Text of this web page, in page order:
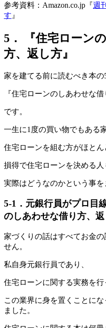
参考資料：Amazon.co.jp『週
す 』
5． 『住宅ローン
方、返し方』
家を建てる前に読むべき本の
『住宅ローンのしあわせな借
です。
一生に1度の買い物でもある
住宅ローンを組む方がほとん
損得で住宅ローンを決める人
実際はどうなのかという事を
5-1．元銀行員がプロ目
のしあわせな借り方、
家づくりの話はすべてお金
せん。
私自身元銀行員であり、
住宅ローンに関する実務を行
この業界に身を置くことに
ました。